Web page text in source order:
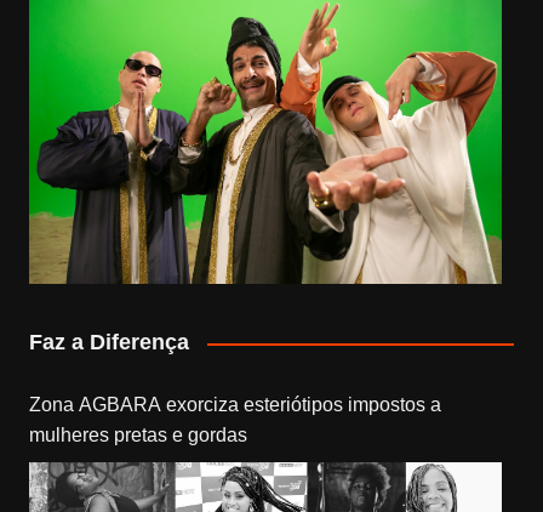
Faz a Diferença
Zona AGBARA exorciza esteriótipos impostos a
mulheres pretas e gordas